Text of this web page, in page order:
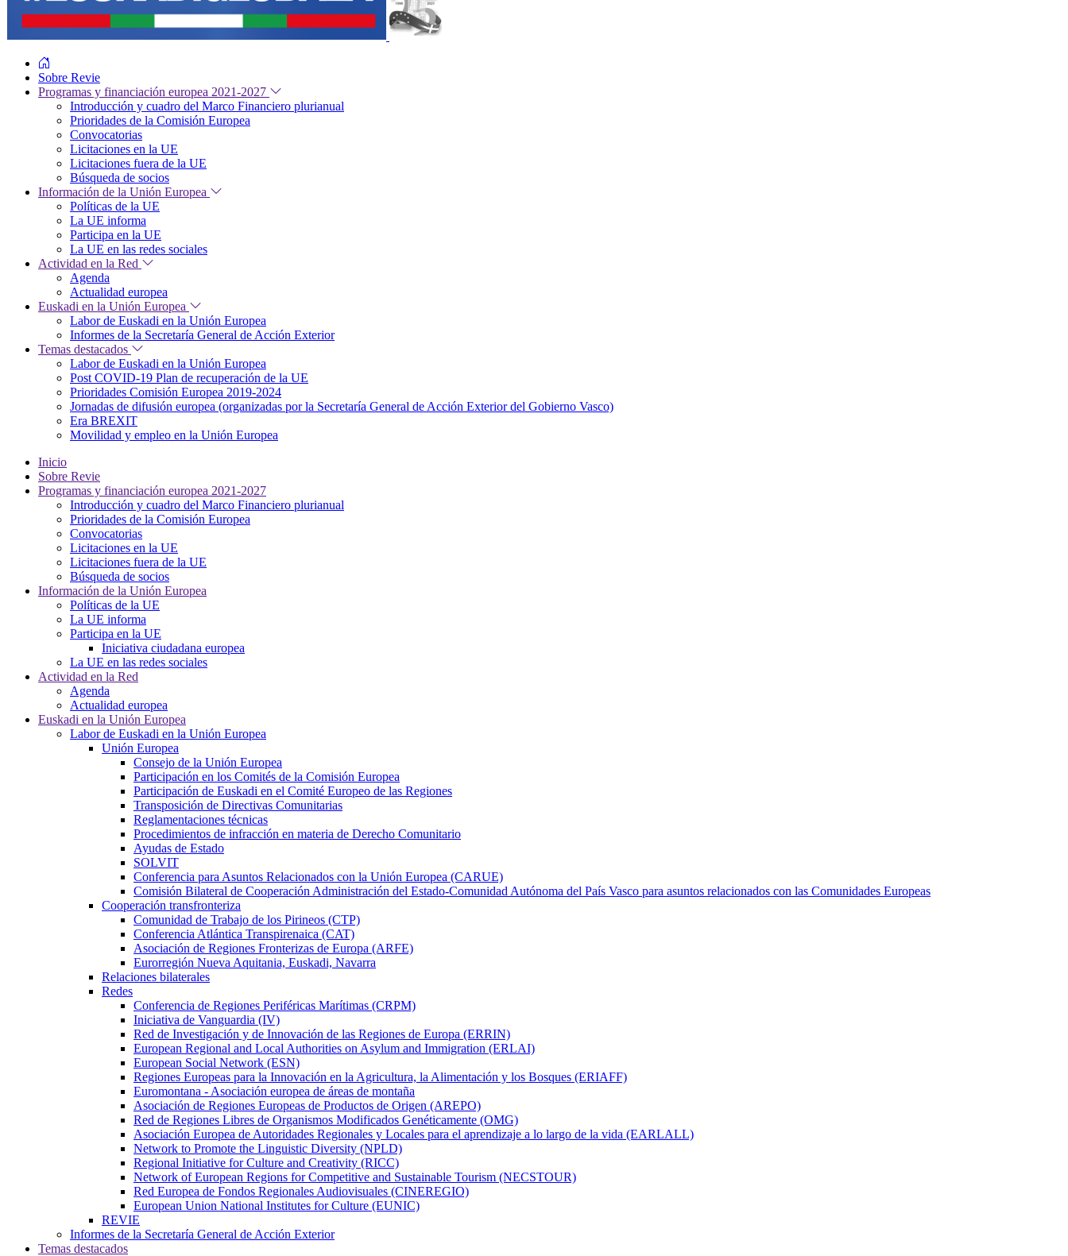
Sobre Revie
Programas y financiación europea 2021-2027
Introducción y cuadro del Marco Financiero plurianual
Prioridades de la Comisión Europea
Convocatorias
Licitaciones en la UE
Licitaciones fuera de la UE
Búsqueda de socios
Información de la Unión Europea
Políticas de la UE
La UE informa
Participa en la UE
La UE en las redes sociales
Actividad en la Red
Agenda
Actualidad europea
Euskadi en la Unión Europea
Labor de Euskadi en la Unión Europea
Informes de la Secretaría General de Acción Exterior
Temas destacados
Labor de Euskadi en la Unión Europea
Post COVID-19 Plan de recuperación de la UE
Prioridades Comisión Europea 2019-2024
Jornadas de difusión europea (organizadas por la Secretaría General de Acción Exterior del Gobierno Vasco)
Era BREXIT
Movilidad y empleo en la Unión Europea
Inicio
Sobre Revie
Programas y financiación europea 2021-2027
Introducción y cuadro del Marco Financiero plurianual
Prioridades de la Comisión Europea
Convocatorias
Licitaciones en la UE
Licitaciones fuera de la UE
Búsqueda de socios
Información de la Unión Europea
Políticas de la UE
La UE informa
Participa en la UE
Iniciativa ciudadana europea
La UE en las redes sociales
Actividad en la Red
Agenda
Actualidad europea
Euskadi en la Unión Europea
Labor de Euskadi en la Unión Europea
Unión Europea
Consejo de la Unión Europea
Participación en los Comités de la Comisión Europea
Participación de Euskadi en el Comité Europeo de las Regiones
Transposición de Directivas Comunitarias
Reglamentaciones técnicas
Procedimientos de infracción en materia de Derecho Comunitario
Ayudas de Estado
SOLVIT
Conferencia para Asuntos Relacionados con la Unión Europea (CARUE)
Comisión Bilateral de Cooperación Administración del Estado-Comunidad Autónoma del País Vasco para asuntos relacionados con las Comunidades Europeas
Cooperación transfronteriza
Comunidad de Trabajo de los Pirineos (CTP)
Conferencia Atlántica Transpirenaica (CAT)
Asociación de Regiones Fronterizas de Europa (ARFE)
Eurorregión Nueva Aquitania, Euskadi, Navarra
Relaciones bilaterales
Redes
Conferencia de Regiones Periféricas Marítimas (CRPM)
Iniciativa de Vanguardia (IV)
Red de Investigación y de Innovación de las Regiones de Europa (ERRIN)
European Regional and Local Authorities on Asylum and Immigration (ERLAI)
European Social Network (ESN)
Regiones Europeas para la Innovación en la Agricultura, la Alimentación y los Bosques (ERIAFF)
Euromontana - Asociación europea de áreas de montaña
Asociación de Regiones Europeas de Productos de Origen (AREPO)
Red de Regiones Libres de Organismos Modificados Genéticamente (OMG)
Asociación Europea de Autoridades Regionales y Locales para el aprendizaje a lo largo de la vida (EARLALL)
Network to Promote the Linguistic Diversity (NPLD)
Regional Initiative for Culture and Creativity (RICC)
Network of European Regions for Competitive and Sustainable Tourism (NECSTOUR)
Red Europea de Fondos Regionales Audiovisuales (CINEREGIO)
European Union National Institutes for Culture (EUNIC)
REVIE
Informes de la Secretaría General de Acción Exterior
Temas destacados